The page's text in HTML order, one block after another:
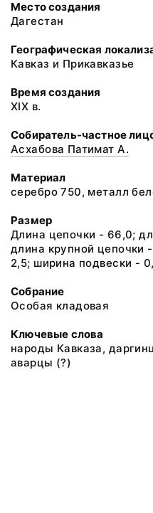
Место создания
Дагестан
Географическая
Кавказ и Прикавказье
Время создания
XIX в.
Собиратель-частное
Асхабова Патимат А.
Материал
серебро 750, металл
Размер
Длина цепочки - 66,0;
длина крупной цепочки
2,5; ширина подвески -
Собрание
Особая кладовая
Ключевые слова
народы Кавказа,
аварцы (?)